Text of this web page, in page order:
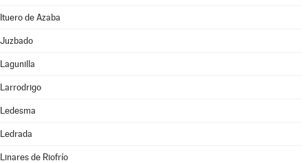
Ituero de Azaba
Juzbado
Lagunilla
Larrodrigo
Ledesma
Ledrada
Linares de Riofrío